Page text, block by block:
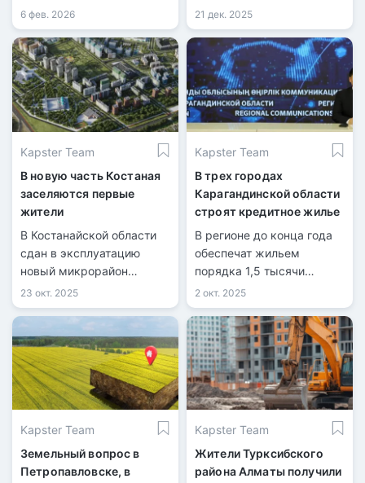
многоквартирных домов.
6 фев. 2026
централизованным.
21 дек. 2025
Kapster Team
В новую часть Костаная
заселяются первые
жители
В Костанайской области
сдан в эксплуатацию
новый микрорайон
«Астана».
23 окт. 2025
Kapster Team
В трех городах
Карагандинской области
строят кредитное жилье
В регионе до конца года
обеспечат жильем
порядка 1,5 тысячи
очередников.
2 окт. 2025
Kapster Team
Земельный вопрос в
Петропавловске, в
Kapster Team
Жители Турксибского
района Алматы получили